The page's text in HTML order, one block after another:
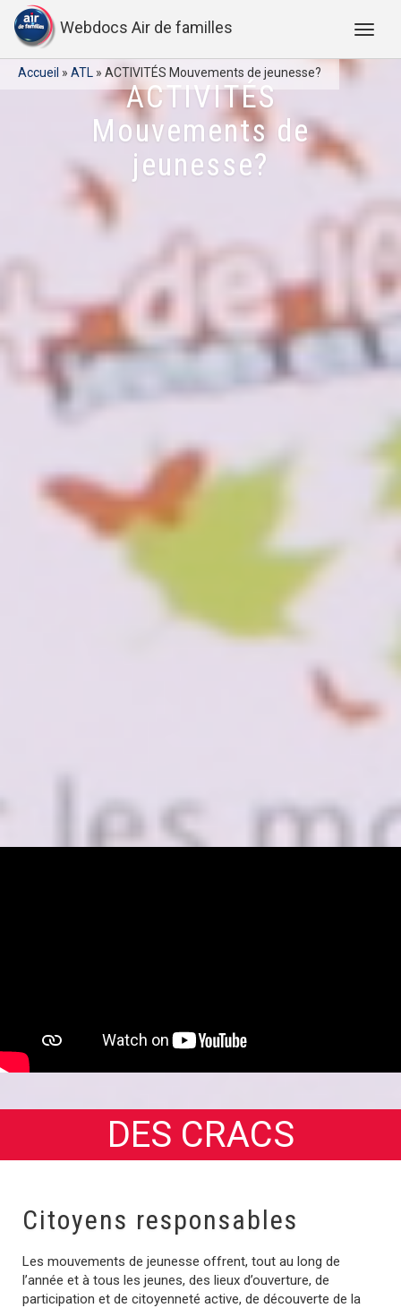
Webdocs Air de familles
Accueil » ATL » ACTIVITÉS Mouvements de jeunesse?
ACTIVITÉS
Mouvements de
jeunesse?
DES CRACS
Citoyens responsables
Les mouvements de jeunesse offrent, tout au long de
l’année et à tous les jeunes, des lieux d’ouverture, de
participation et de citoyenneté active, de découverte de la